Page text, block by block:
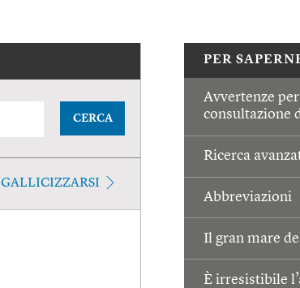
PER
Avvertenze
consultazione
Ricerca
Abbreviazioni
Il gran mare
È irresistibile
CERCA
GALLICIZZARSI